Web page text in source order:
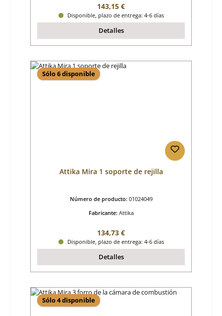
Precio normal:
143,15 €
Disponible, plazo de entrega: 4-6 días
Detalles
Sólo 6 disponible
Attika Mira 1 soporte de rejilla
Número de producto: 01024049
Fabricante: Attika
Precio normal:
134,73 €
Disponible, plazo de entrega: 4-6 días
Detalles
Sólo 4 disponible